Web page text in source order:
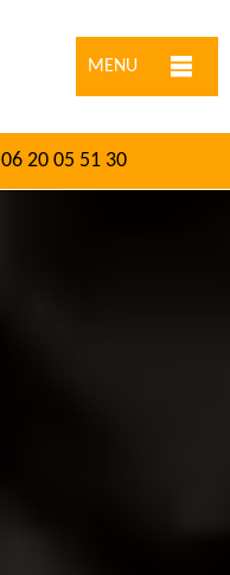
MENU
06 20 05 51 30